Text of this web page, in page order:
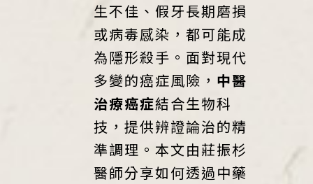
生不佳、假牙長期磨損
或病毒感染，都可能成
為隱形殺手。面對現代
多變的癌症風險， 中醫
治療癌症結合生物科
技，提供辨證論治的精
準調理。本文由莊振杉
醫師分享如何透過中藥